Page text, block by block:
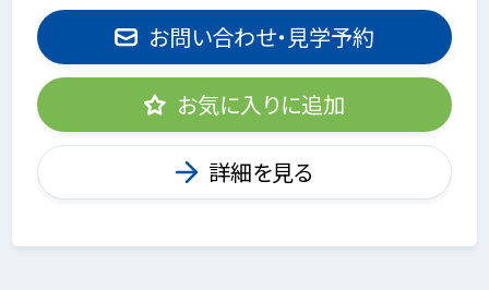
お問い合わせ・見学予約
お気に入りに追加
詳細を見る